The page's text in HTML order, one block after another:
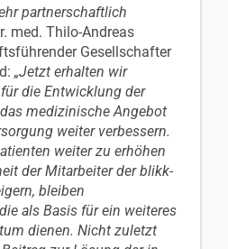
partnerschaftlich
med. Thilo-Andreas
Gesellschafter
„Jetzt erhalten wir
die Entwicklung der
medizinische Angebot
weiter verbessern.
weiter zu erhöhen
der Mitarbeiter der blikk-
bleiben
als Basis für ein weiteres
dienen. Nicht zuletzt